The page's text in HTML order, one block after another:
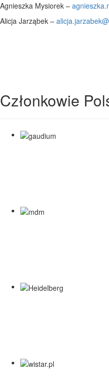
Agnieszka Mysiorek –
Alicja Jarząbek –
Członkowie